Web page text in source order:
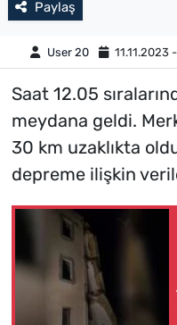
Paylaş
User 20 11.11.2023
Saat 12.05
meydana geldi.
30 km uzaklıkta
depreme ilişkin